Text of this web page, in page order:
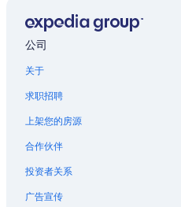
丹佛的家庭旅馆
位于丹佛的Four Seasons酒店
位于丹佛的高尔夫酒店
位于丹佛的豪华酒店
位于丹佛的Marriott Hotels & Resorts
位于丹佛的滑雪酒店
公司
关于
求职招聘
上架您的房源
合作伙伴
投资者关系
广告宣传